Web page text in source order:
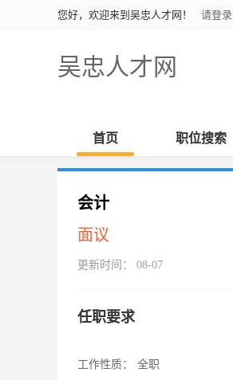
您好，欢迎来到吴忠人才网！ 请登录
吴忠人才网
首页 职位搜索
会计
面议
更新时间： 08-07
任职要求
工作性质：
全职